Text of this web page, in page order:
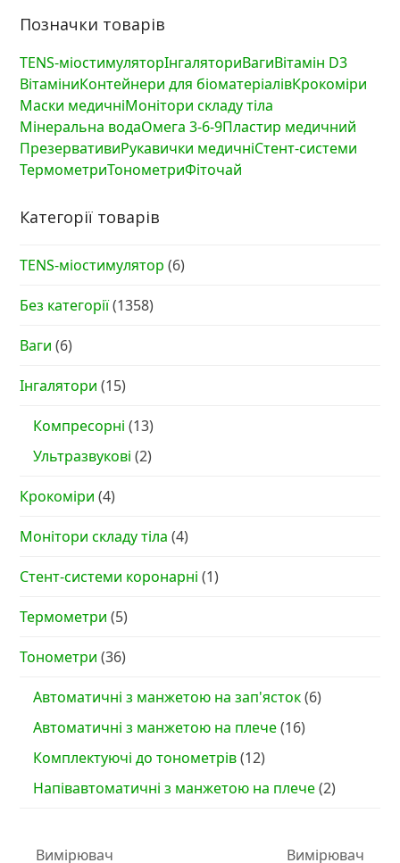
Позначки товарів
TENS-міостимуляторІнгаляториВагиВітамін D3
ВітаміниКонтейнери для біоматеріалівКрокоміри
Маски медичніМонітори складу тіла
Мінеральна водаОмега 3-6-9Пластир медичний
ПрезервативиРукавички медичніСтент-системи
ТермометриТонометриФіточай
Категорії товарів
TENS-міостимулятор (6)
Без категорії(1358)
Ваги (6)
Інгалятори (15)
Компресорні (13)
Ультразвукові (2)
Крокоміри (4)
Монітори складу тіла (4)
Стент-системи коронарні (1)
Термометри (5)
Тонометри (36)
Автоматичні з манжетою на зап'ясток (6)
Автоматичні з манжетою на плече (16)
Комплектуючі до тонометрів (12)
Напівавтоматичні з манжетою на плече (2)
Вимірювач
Вимірювач